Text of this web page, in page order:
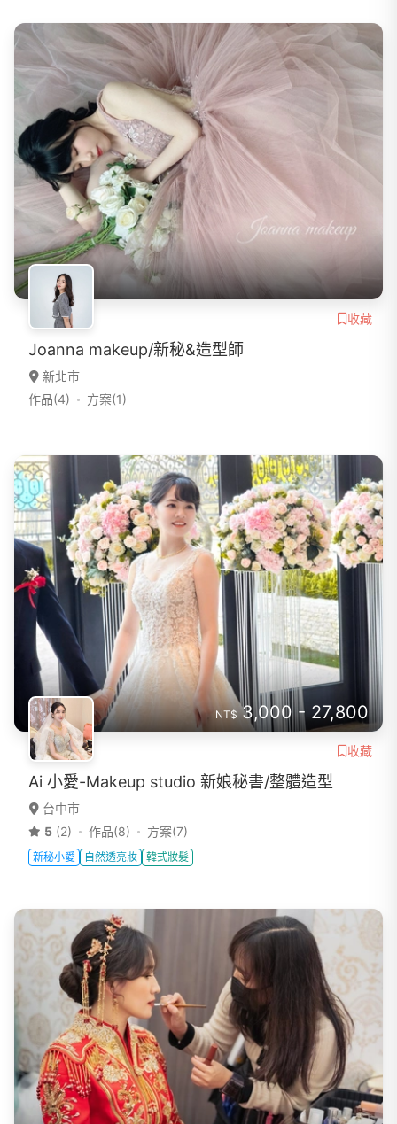
收藏
Joanna makeup/新秘&造型師
新北市
作品(4)
方案(1)
NT$ 3,000 - 27,800
收藏
Ai 小愛-Makeup studio 新娘秘書/整體造型
台中市
5 (2) 作品(8) 方案(7)
新秘小愛 自然透亮妝 韓式妝髮